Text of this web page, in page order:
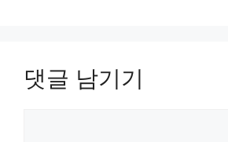
댓글 남기기